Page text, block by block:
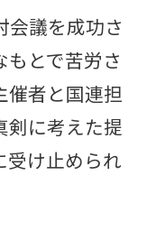
議を成功さ
とで苦労さ
催者と国連担
剣に考えた提
受け止められ